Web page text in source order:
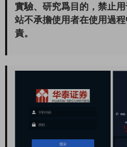
實驗、研究爲目的，禁止
站不承擔使用者在使用過
責。